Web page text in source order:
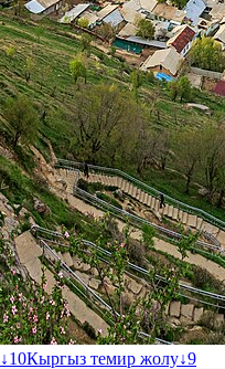
↓10Кыргыз темир жолу↓9